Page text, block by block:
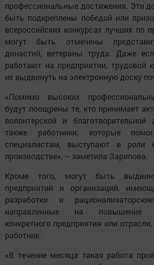
профессиональные достижения. Эти
быть подкреплены победой или
всероссийских конкурсах лучших по
могут быть отмечены
династий, ветераны труда. Даже
работают на предприятии, трудовой
их выдвинуть на электронную доску
«Помимо высоких
будут поощрены те, кто принимает
волонтерской и благотворительной
также работники, которые
специалистам, выступают в роли
производстве», – заметила Зарипова.
Кроме того, могут быть
предприятий и организаций,
разработки и
направленные на повышение
конкретного предприятия или
работник.
«В течение месяца такая работа